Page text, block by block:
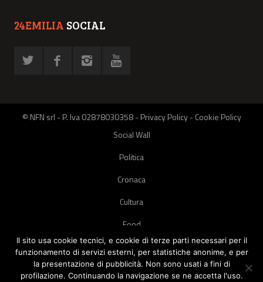
24EMILIA SOCIAL
© NFN srl - P. Iva 02878030358 -Privacy Policy-Cookie Policy
Social Wall
Politica
Cronaca
Cultura
Food
Green
Pets
Il sito usa cookie tecnici, e cookie di terze parti necessari per il
funzionamento di servizi esterni, per statistiche anonime, e per
la presentazione di pubblicità. Non sono usati a fini di
profilazione. Continuando la navigazione se ne accetta l'uso.